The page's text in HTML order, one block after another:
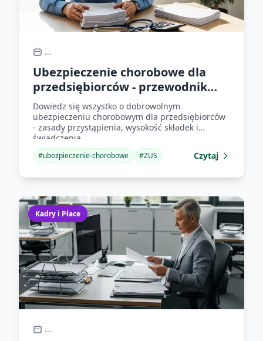
...
Ubezpieczenie chorobowe dla
przedsiębiorców - przewodnik
2025
Dowiedz się wszystko o dobrowolnym
ubezpieczeniu chorobowym dla przedsiębiorców
- zasady przystąpienia, wysokość składek i
świadczenia.
#ubezpieczenie-chorobowe #ZUS Czytaj
Kadry i Płace
...